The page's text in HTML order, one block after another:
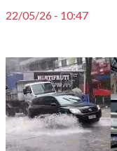
22/05/26 - 10:47